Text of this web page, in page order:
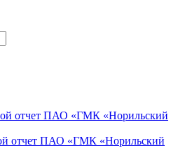
отчет ПАО «ГМК «Норильский
отчет ПАО «ГМК «Норильский